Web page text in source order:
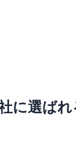
に選ば